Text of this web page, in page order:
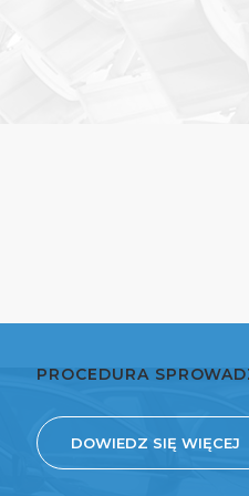
PROCEDURA
DOWIEDZ SIĘ WIĘCEJ